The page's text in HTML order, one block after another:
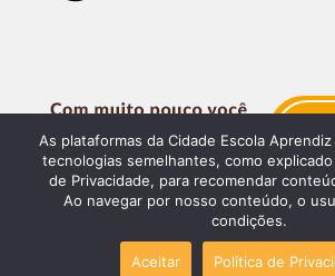
As plataformas da Cidade Escola
tecnologias semelhantes, como
de Privacidade, para recomendar
Ao navegar por nosso conteúdo, o
condições.
Aceitar Política de